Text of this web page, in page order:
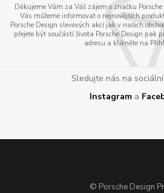
Děkujeme Vám za Váš zájem o značku
Vás můžeme informovat o nejnovějších
Porsche Design slevových akcí jak v našich
přejete být součástí života Porsche Design pak
adresu a klikněte na
Sledujte nás na
Instagram a
© Porsche Design